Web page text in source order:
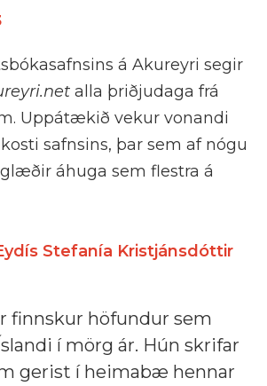
á Akureyri segir
alla þriðjudaga frá
Uppátækið vekur vonandi
safnsins, þar sem af nógu
áhuga sem flestra á
Stefanía Kristjánsdóttir
finnskur höfundur sem
í mörg ár. Hún skrifar
gerist í heimabæ hennar